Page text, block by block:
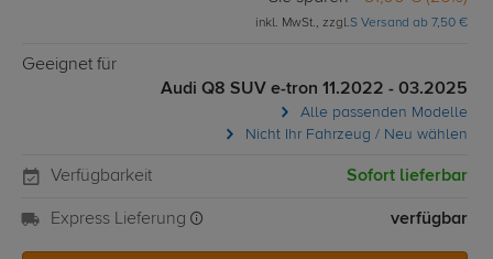
inkl. MwSt., zzgl.S Versand ab 7,50 €
Geeignet für
Audi Q8 SUV e-tron 11.2022 - 03.2025
Alle passenden Modelle
Nicht Ihr Fahrzeug / Neu wählen
Verfügbarkeit Sofort lieferbar
Express Lieferung verfügbar